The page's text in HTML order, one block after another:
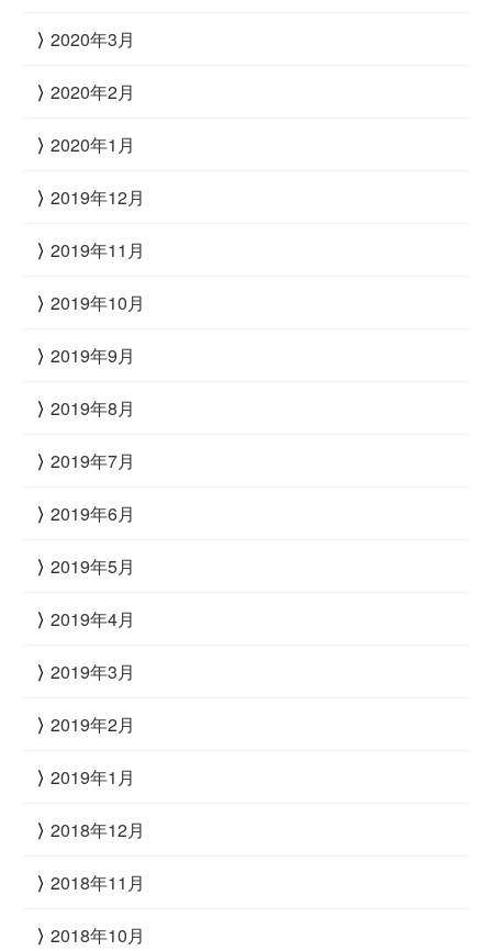
2020年3月
2020年2月
2020年1月
2019年12月
2019年11月
2019年10月
2019年9月
2019年8月
2019年7月
2019年6月
2019年5月
2019年4月
2019年3月
2019年2月
2019年1月
2018年12月
2018年11月
2018年10月